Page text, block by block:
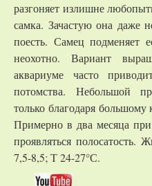
разгоняет излишне
самка. Зачастую она даже
поесть. Самец подменяет
неохотно. Вариант
аквариуме часто
потомства. Небольшой
только благодаря
Примерно в два месяца
проявляться
7,5-8,5; Т 24-27°С.